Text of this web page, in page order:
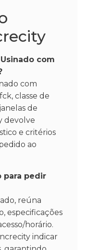
com
com
classe de
de
devolve
e critérios
ao
para pedir
reúna
especificações
horário.
indicar